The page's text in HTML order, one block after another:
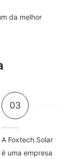
03
A Foxtech Solar
é uma empresa